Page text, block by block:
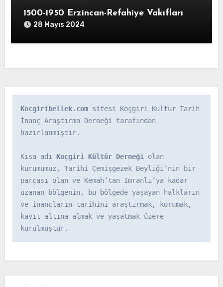
1500-1950 Erzincan-Refahiye Vakıfları
28 Mayıs 2024
Kocgiribellek.com sitesi Koçgiri Kültür Tarih
İnanç Araştırma Derneği tarafından
hazırlanmıştır.
Kısa adı Koçgiri Kültür Derneği olan
kurumumuz, Tarihi Çemişgezek Beyliği’nin bir
parçası olan ve Kemah’tan İmranlı’ya kadar
uzanan bölgenin, bu bölgede yaşayan halkların
ve inançların tarihini araştırmak, korumak,
kayıt altına almak ve yaşatmak üzere
kurulmuştur.